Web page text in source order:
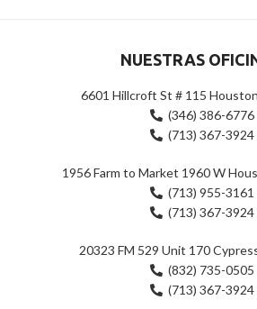
NUESTRAS
6601 Hillcroft St # 115
(346) 386-6776
(713) 367-3924
1956 Farm to Market 1960 W
(713) 955-3161
(713) 367-3924
20323 FM 529 Unit 170
(832) 735-0505
(713) 367-3924